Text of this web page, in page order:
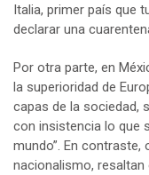
Italia, primer país que
declarar una
Por otra parte, en
la superioridad de
capas de la sociedad,
con insistencia lo que
mundo”. En
nacionalismo, resaltan